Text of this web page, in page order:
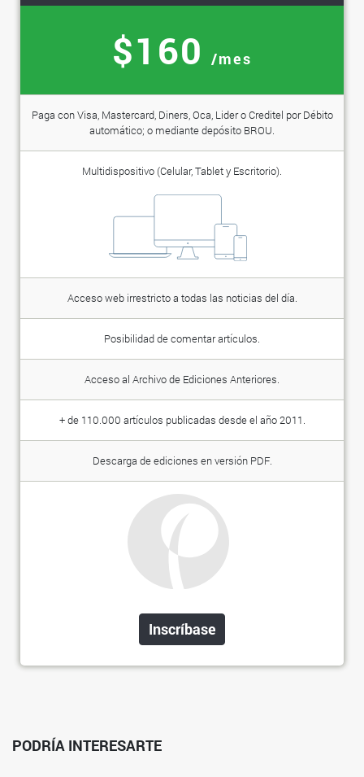
$160 /mes
Paga con Visa, Mastercard, Diners, Oca, Lider o Creditel por Débito
automático; o mediante depósito BROU.
Multidispositivo (Celular, Tablet y Escritorio).
Acceso web irrestricto a todas las noticias del día.
Posibilidad de comentar artículos.
Acceso al Archivo de Ediciones Anteriores.
+ de 110.000 artículos publicadas desde el año 2011.
Descarga de ediciones en versión PDF.
Inscríbase
PODRÍA INTERESARTE